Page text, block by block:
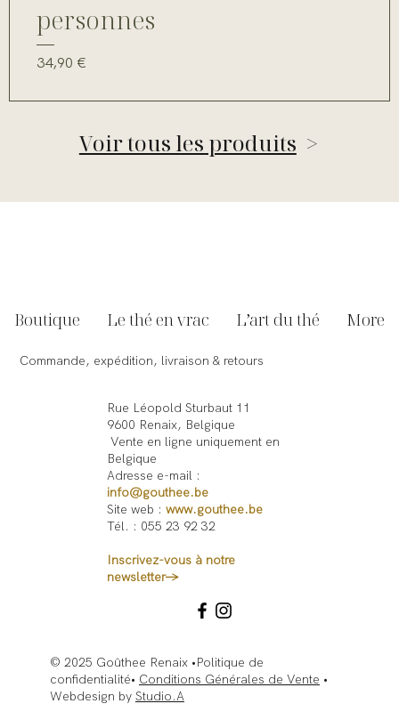
personnes
Prix
34,90 €
Voir tous les produits >
Boutique Le thé en vrac L’art du thé More
Commande, expédition, livraison & retours
Rue Léopold Sturbaut 11
9600 Renaix, Belgique
Vente en ligne uniquement en
Belgique
Adresse e-mail :
info@gouthee.be
Site web : www.gouthee.be
Tél. : 055 23 92 32
Inscrivez-vous à notre
newsletter→
© 2025 Goûthee Renaix •Politique de
confidentialité• Conditions Générales de Vente •
Webdesign by Studio.A